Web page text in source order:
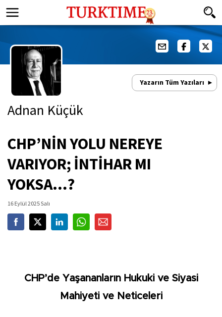
Yazarın Tüm Yazıları
Adnan Küçük
CHP’NİN YOLU NEREYE
VARIYOR; İNTİHAR MI
YOKSA…?
16 Eylül 2025 Salı
CHP’de Yaşananların Hukuki ve Siyasi
Mahiyeti ve Neticeleri